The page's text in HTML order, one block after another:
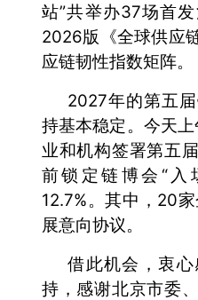
站”共举办37场首
2026版《全球供应
应链韧性指数矩阵。
2027年的第五
持基本稳定。今天
业和机构签署第五
前锁定链博会“入
12.7%。其中，20
展意向协议。
借此机会，衷
持，感谢北京市委